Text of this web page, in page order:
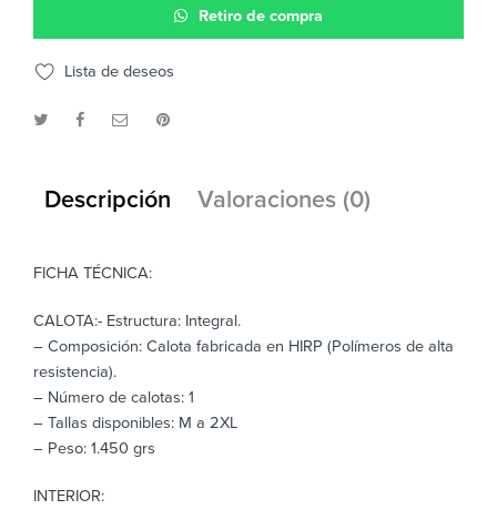
Retiro de compra
Lista de deseos
Descripción Valoraciones (0)
FICHA TÉCNICA:
CALOTA:- Estructura: Integral.
– Composición: Calota fabricada en HIRP (Polímeros de alta
resistencia).
– Número de calotas: 1
– Tallas disponibles: M a 2XL
– Peso: 1.450 grs
INTERIOR: